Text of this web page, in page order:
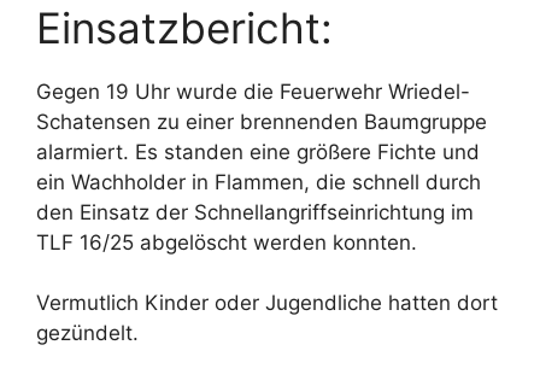
Einsatzbericht:
Gegen 19 Uhr wurde die Feuerwehr Wriedel-
Schatensen zu einer brennenden Baumgruppe
alarmiert. Es standen eine größere Fichte und
ein Wachholder in Flammen, die schnell durch
den Einsatz der Schnellangriffseinrichtung im
TLF 16/25 abgelöscht werden konnten.
Vermutlich Kinder oder Jugendliche hatten dort
gezündelt.